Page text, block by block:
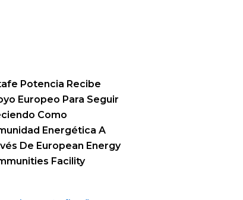
Potencia Recibe
Europeo Para Seguir
Como
Energética A
De European Energy
Facility